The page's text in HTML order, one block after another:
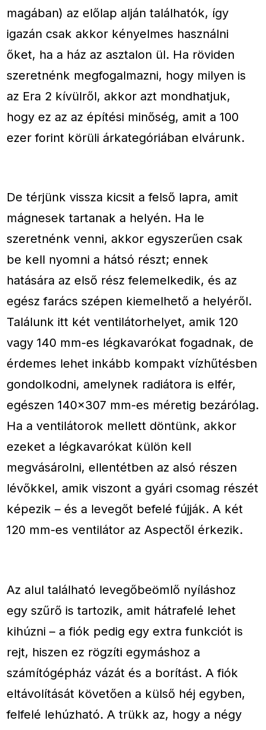
magában) az előlap alján találhatók, így
igazán csak akkor kényelmes használni
őket, ha a ház az asztalon ül. Ha röviden
szeretnénk megfogalmazni, hogy milyen is
az Era 2 kívülről, akkor azt mondhatjuk,
hogy ez az az építési minőség, amit a 100
ezer forint körüli árkategóriában elvárunk.
De térjünk vissza kicsit a felső lapra, amit
mágnesek tartanak a helyén. Ha le
szeretnénk venni, akkor egyszerűen csak
be kell nyomni a hátsó részt; ennek
hatására az első rész felemelkedik, és az
egész farács szépen kiemelhető a helyéről.
Találunk itt két ventilátorhelyet, amik 120
vagy 140 mm-es légkavarókat fogadnak, de
érdemes lehet inkább kompakt vízhűtésben
gondolkodni, amelynek radiátora is elfér,
egészen 140×307 mm-es méretig bezárólag.
Ha a ventilátorok mellett döntünk, akkor
ezeket a légkavarókat külön kell
megvásárolni, ellentétben az alsó részen
lévőkkel, amik viszont a gyári csomag részét
képezik – és a levegőt befelé fújják. A két
120 mm-es ventilátor az Aspectől érkezik.
Az alul található levegőbeömlő nyíláshoz
egy szűrő is tartozik, amit hátrafelé lehet
kihúzni – a fiók pedig egy extra funkciót is
rejt, hiszen ez rögzíti egymáshoz a
számítógépház vázát és a borítást. A fiók
eltávolítását követően a külső héj egyben,
felfelé lehúzható. A trükk az, hogy a négy